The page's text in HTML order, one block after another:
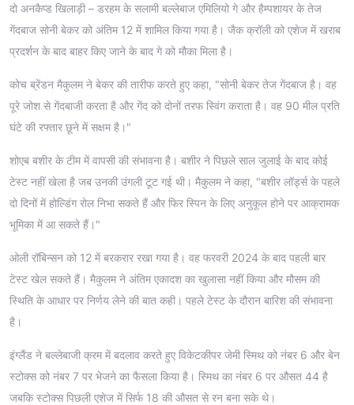
दो अनकैप्ड खिलाड़ी – डरहम के सलामी बल्लेबाज एमिलियो गे और हैम्पशायर के तेज
गेंदबाज सोनी बेकर को अंतिम 12 में शामिल किया गया है। जैक क्रॉली को एशेज में खराब
प्रदर्शन के बाद बाहर किए जाने के बाद गे को मौका मिला है।
कोच ब्रेंडन मैकुलम ने बेकर की तारीफ करते हुए कहा, "सोनी बेकर तेज गेंदबाज है। वह
पूरे जोश से गेंदबाजी करता है और गेंद को दोनों तरफ स्विंग कराता है। वह 90 मील प्रति
घंटे की रफ्तार छूने में सक्षम है।"
शोएब बशीर के टीम में वापसी की संभावना है। बशीर ने पिछले साल जुलाई के बाद कोई
टेस्ट नहीं खेला है जब उनकी उंगली टूट गई थी। मैकुलम ने कहा, "बशीर लॉर्ड्स के पहले
दो दिनों में होल्डिंग रोल निभा सकते हैं और फिर स्पिन के लिए अनुकूल होने पर आक्रामक
भूमिका में आ सकते हैं।"
ओली रॉबिन्सन को 12 में बरकरार रखा गया है। वह फरवरी 2024 के बाद पहली बार
टेस्ट खेल सकते हैं। मैकुलम ने अंतिम एकादश का खुलासा नहीं किया और मौसम की
स्थिति के आधार पर निर्णय लेने की बात कही। पहले टेस्ट के दौरान बारिश की संभावना
है।
इंग्लैंड ने बल्लेबाजी क्रम में बदलाव करते हुए विकेटकीपर जेमी स्मिथ को नंबर 6 और बेन
स्टोक्स को नंबर 7 पर भेजने का फैसला किया है। स्मिथ का नंबर 6 पर औसत 44 है
जबकि स्टोक्स पिछली एशेज में सिर्फ 18 की औसत से रन बना सके थे।